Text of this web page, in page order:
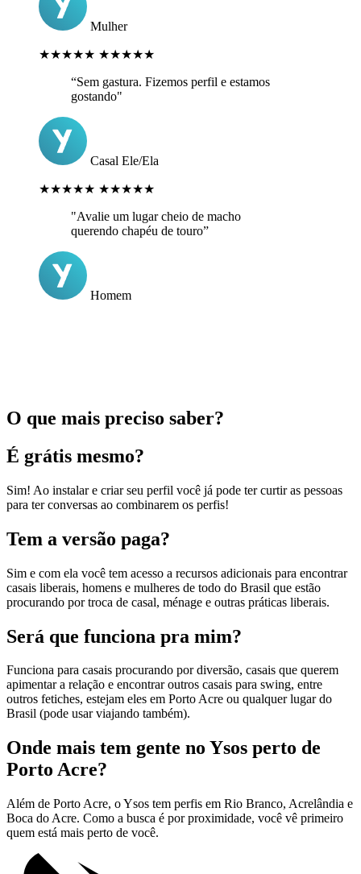
Mulher
★★★★★ ★★★★★
“Sem gastura. Fizemos perfil e estamos
gostando"
Casal Ele/Ela
★★★★★ ★★★★★
"Avalie um lugar cheio de macho
querendo chapéu de touro”
Homem
O que mais preciso saber?
É grátis mesmo?
Sim! Ao instalar e criar seu perfil você já pode ter curtir as pessoas
para ter conversas ao combinarem os perfis!
Tem a versão paga?
Sim e com ela você tem acesso a recursos adicionais para encontrar
casais liberais, homens e mulheres de todo do Brasil que estão
procurando por troca de casal, ménage e outras práticas liberais.
Será que funciona pra mim?
Funciona para casais procurando por diversão, casais que querem
apimentar a relação e encontrar outros casais para swing, entre
outros fetiches, estejam eles em Porto Acre ou qualquer lugar do
Brasil (pode usar viajando também).
Onde mais tem gente no Ysos perto de
Porto Acre?
Além de Porto Acre, o Ysos tem perfis em Rio Branco, Acrelândia e
Boca do Acre. Como a busca é por proximidade, você vê primeiro
quem está mais perto de você.